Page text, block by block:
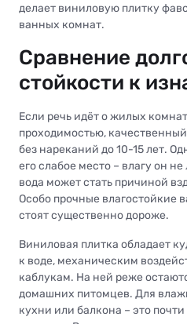
делает виниловую плитку
ванных комнат.
Сравнение
стойкости к
Если речь идёт о жилых
проходимостью,
без нареканий до 10-15 лет.
его слабое место – влагу он
вода может стать причиной
Особо прочные влагостойкие
стоят существенно дороже.
Виниловая плитка обладает
к воде, механическим
каблукам. На ней реже
домашних питомцев. Для
кухни или балкона – это